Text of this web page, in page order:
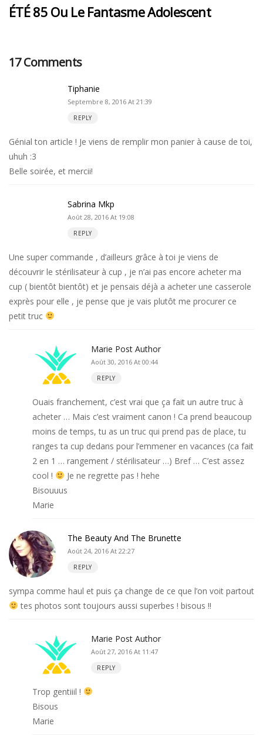
ÉTÉ 85 Ou Le Fantasme Adolescent
17 Comments
Tiphanie
Septembre 8, 2016 At 21:39
REPLY
Génial ton article ! Je viens de remplir mon panier à cause de toi,
uhuh :3
Belle soirée, et mercii!
Sabrina Mkp
Août 28, 2016 At 19:08
REPLY
Une super commande , d’ailleurs grâce à toi je viens de
découvrir le stérilisateur à cup , je n’ai pas encore acheter ma
cup ( bientôt bientôt) et je pensais déjà a acheter une casserole
exprès pour elle , je pense que je vais plutôt me procurer ce
petit truc
Marie Post Author
Août 30, 2016 At 00:44
REPLY
Ouais franchement, c’est vrai que ça fait un autre truc à
acheter … Mais c’est vraiment canon ! Ca prend beaucoup
moins de temps, tu as un truc qui prend pas de place, tu
ranges ta cup dedans pour l’emmener en vacances (ca fait
2 en 1 … rangement / stérilisateur …) Bref … C’est assez
cool !
Je ne regrette pas ! hehe
Bisouuus
Marie
The Beauty And The Brunette
Août 24, 2016 At 22:27
REPLY
sympa comme haul et puis ça change de ce que l’on voit partout
tes photos sont toujours aussi superbes ! bisous !!
Marie Post Author
Août 27, 2016 At 11:47
REPLY
Trop gentiiil !
Bisous
Marie